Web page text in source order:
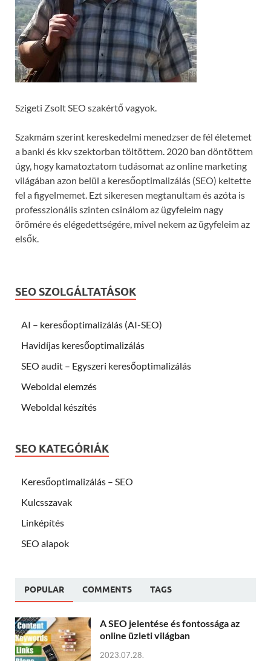
Szigeti Zsolt SEO szakértő vagyok.
Szakmám szerint kereskedelmi menedzser de fél életemet
a banki és kkv szektorban töltöttem. 2020 ban döntöttem
úgy, hogy kamatoztatom tudásomat az online marketing
világában azon belül a keresőoptimalizálás (SEO) keltette
fel a figyelmemet. Ezt sikeresen megtanultam és azóta is
professzionális szinten csinálom az ügyfeleim nagy
örömére és elégedettségére, mivel nekem az ügyfeleim az
elsők.
SEO SZOLGÁLTATÁSOK
AI – keresőoptimalizálás (AI-SEO)
Havidíjas keresőoptimalizálás
SEO audit – Egyszeri keresőoptimalizálás
Weboldal elemzés
Weboldal készítés
SEO KATEGÓRIÁK
Keresőoptimalizálás – SEO
Kulcsszavak
Linképítés
SEO alapok
POPULAR COMMENTS TAGS
A SEO jelentése és fontossága az
online üzleti világban
2023.07.28.